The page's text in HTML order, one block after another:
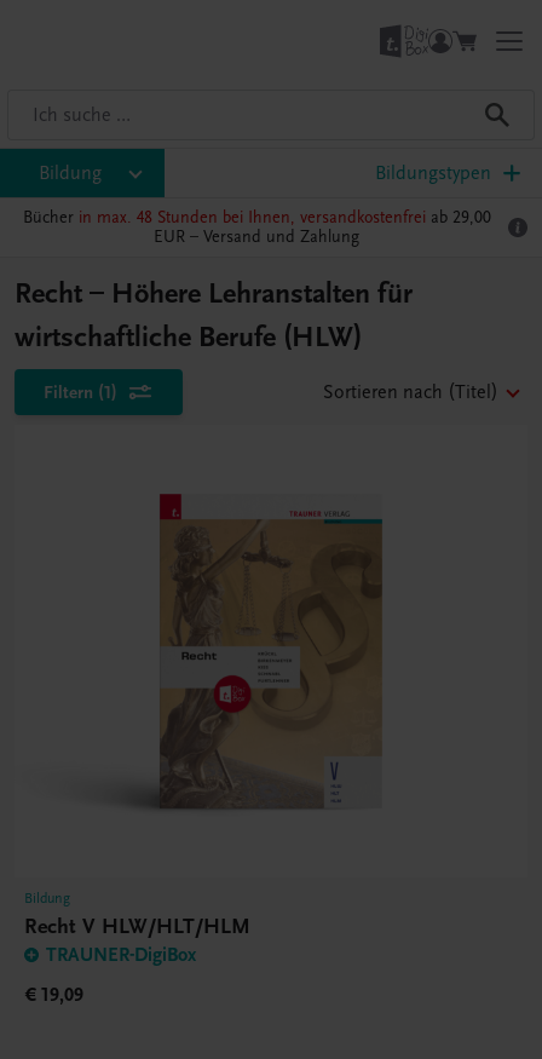
Bildung Bildungstypen
Bücher in max. 48 Stunden bei Ihnen, versandkostenfrei ab 29,00
EUR – Versand und Zahlung
Recht – Höhere Lehranstalten für
wirtschaftliche Berufe (HLW)
Filtern (1) Sortieren nach (Titel)
Bildung
Recht V HLW/HLT/HLM
TRAUNER-DigiBox
€ 19,09